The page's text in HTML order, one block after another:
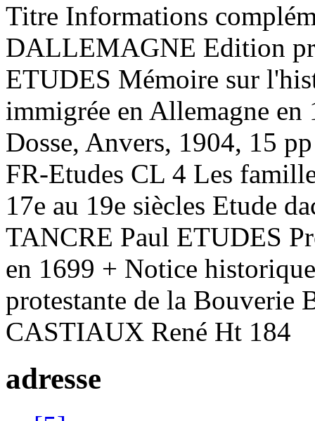
Titre Informations
DALLEMAGNE Edition
ETUDES Mémoire sur
immigrée en Allemagne
Dosse, Anvers, 1904, 15
FR-Etudes CL 4 Les
17e au 19e siècles Etude
TANCRE Paul ETUDES
en 1699 + Notice
protestante de la Bouverie
CASTIAUX René Ht 184
adresse